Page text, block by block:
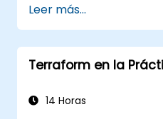
configuraciones de
Diseñar y
de Terraform.
Adquirir
codificación.
Leer más...
Terraform en la
14 Horas